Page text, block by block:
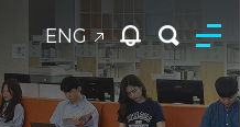
ENG